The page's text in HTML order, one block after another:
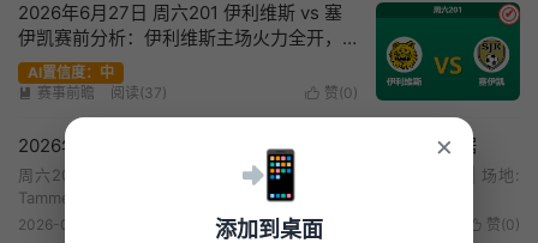
✔
2026年6月27日 周六201 伊利维斯 vs 塞
伊凯赛前分析：伊利维斯主场火力全开，
数据让步是否过于保守？
AI置信度：中
 赞(0)
 赛事前瞻 阅读(37)
2026年6月27日 周六201 伊利维斯vs塞伊凯赛前统计数据
周六201 伊利维斯 vs 塞伊凯 | 开球时间: 2026-06-27 19:00 | 场地:
Tammelan Stadion
 赞( 0)
2026-06-27 阅读(6)
📲
添加到桌面
×